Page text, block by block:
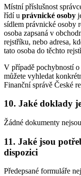
Místní příslušnost
řídí u právnické osoby
sídlem právnické osoby
osoba zapsaná v
rejstříku, nebo adresa,
tato osoba do těchto
V případě pochybností
můžete vyhledat
Finanční správě České
10. Jaké doklady
Žádné dokumenty
11. Jaké jsou
dispozici
Předepsané formuláře